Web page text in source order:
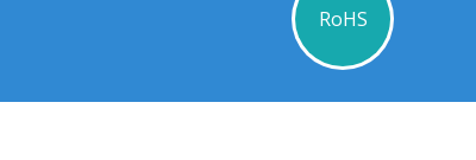
RoHS